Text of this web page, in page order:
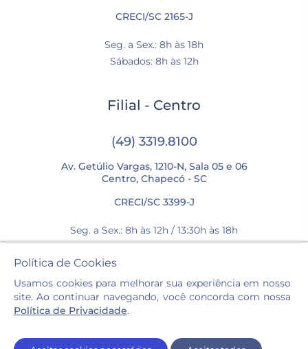
CRECI/SC 2165-J
Seg. a Sex.: 8h às 18h
Sábados: 8h às 12h
Filial - Centro
(49) 3319.8100
Av. Getúlio Vargas, 1210-N, Sala 05 e 06
Centro, Chapecó - SC
CRECI/SC 3399-J
Seg. a Sex.: 8h às 12h / 13:30h às 18h
Sábados: 8h às 12h
Casa Imóveis © 2026. Todos os direitos reservados.
Política de Cookies
Usamos cookies para melhorar sua experiência em nosso
site. Ao continuar navegando, você concorda com nossa
Política de Privacidade.